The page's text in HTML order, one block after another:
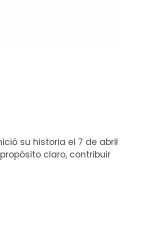
su historia el 7 de abril
claro, contribuir